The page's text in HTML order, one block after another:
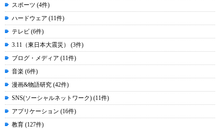
スポーツ (4件)
ハードウェア (11件)
テレビ (6件)
3.11（東日本大震災） (3件)
ブログ・メディア (11件)
音楽 (6件)
漫画&物語研究 (42件)
SNS(ソーシャルネットワーク) (11件)
アプリケーション (16件)
教育 (127件)